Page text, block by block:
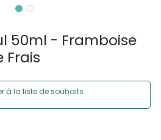
50ml - Framboise
Frais
à la liste de souhaits